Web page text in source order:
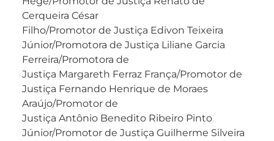
Cerqueira César
Filho/Promotor de Justiça Edivon Teixeira
Júnior/Promotora de Justiça Liliane Garcia
Ferreira/Promotora de
Justiça Margareth Ferraz França/Promotor de
Justiça Fernando Henrique de Moraes
Araújo/Promotor de
Justiça Antônio Benedito Ribeiro Pinto
Júnior/Promotor de Justiça Guilherme Silveira